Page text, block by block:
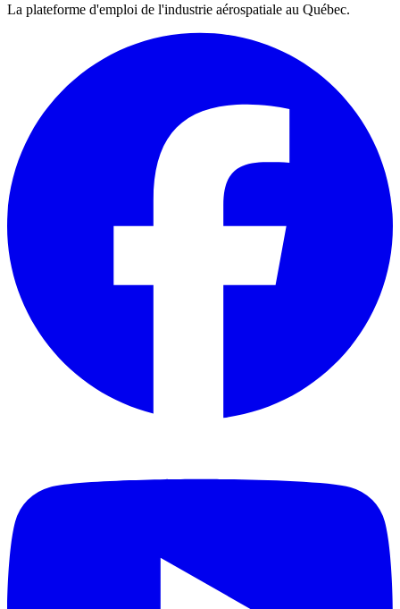
La plateforme d'emploi de l'industrie aérospatiale au Québec.